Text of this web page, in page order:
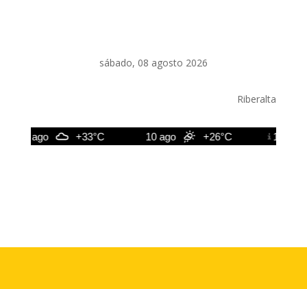
sábado, 08 agosto 2026
Riberalta
9 ago +33°C 10 ago +26°C 11 ago